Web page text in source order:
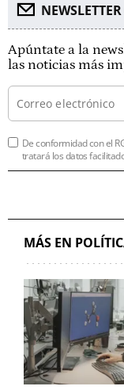
Apúntate a la
las noticias más
De conformidad con el
tratará los datos
MÁS EN